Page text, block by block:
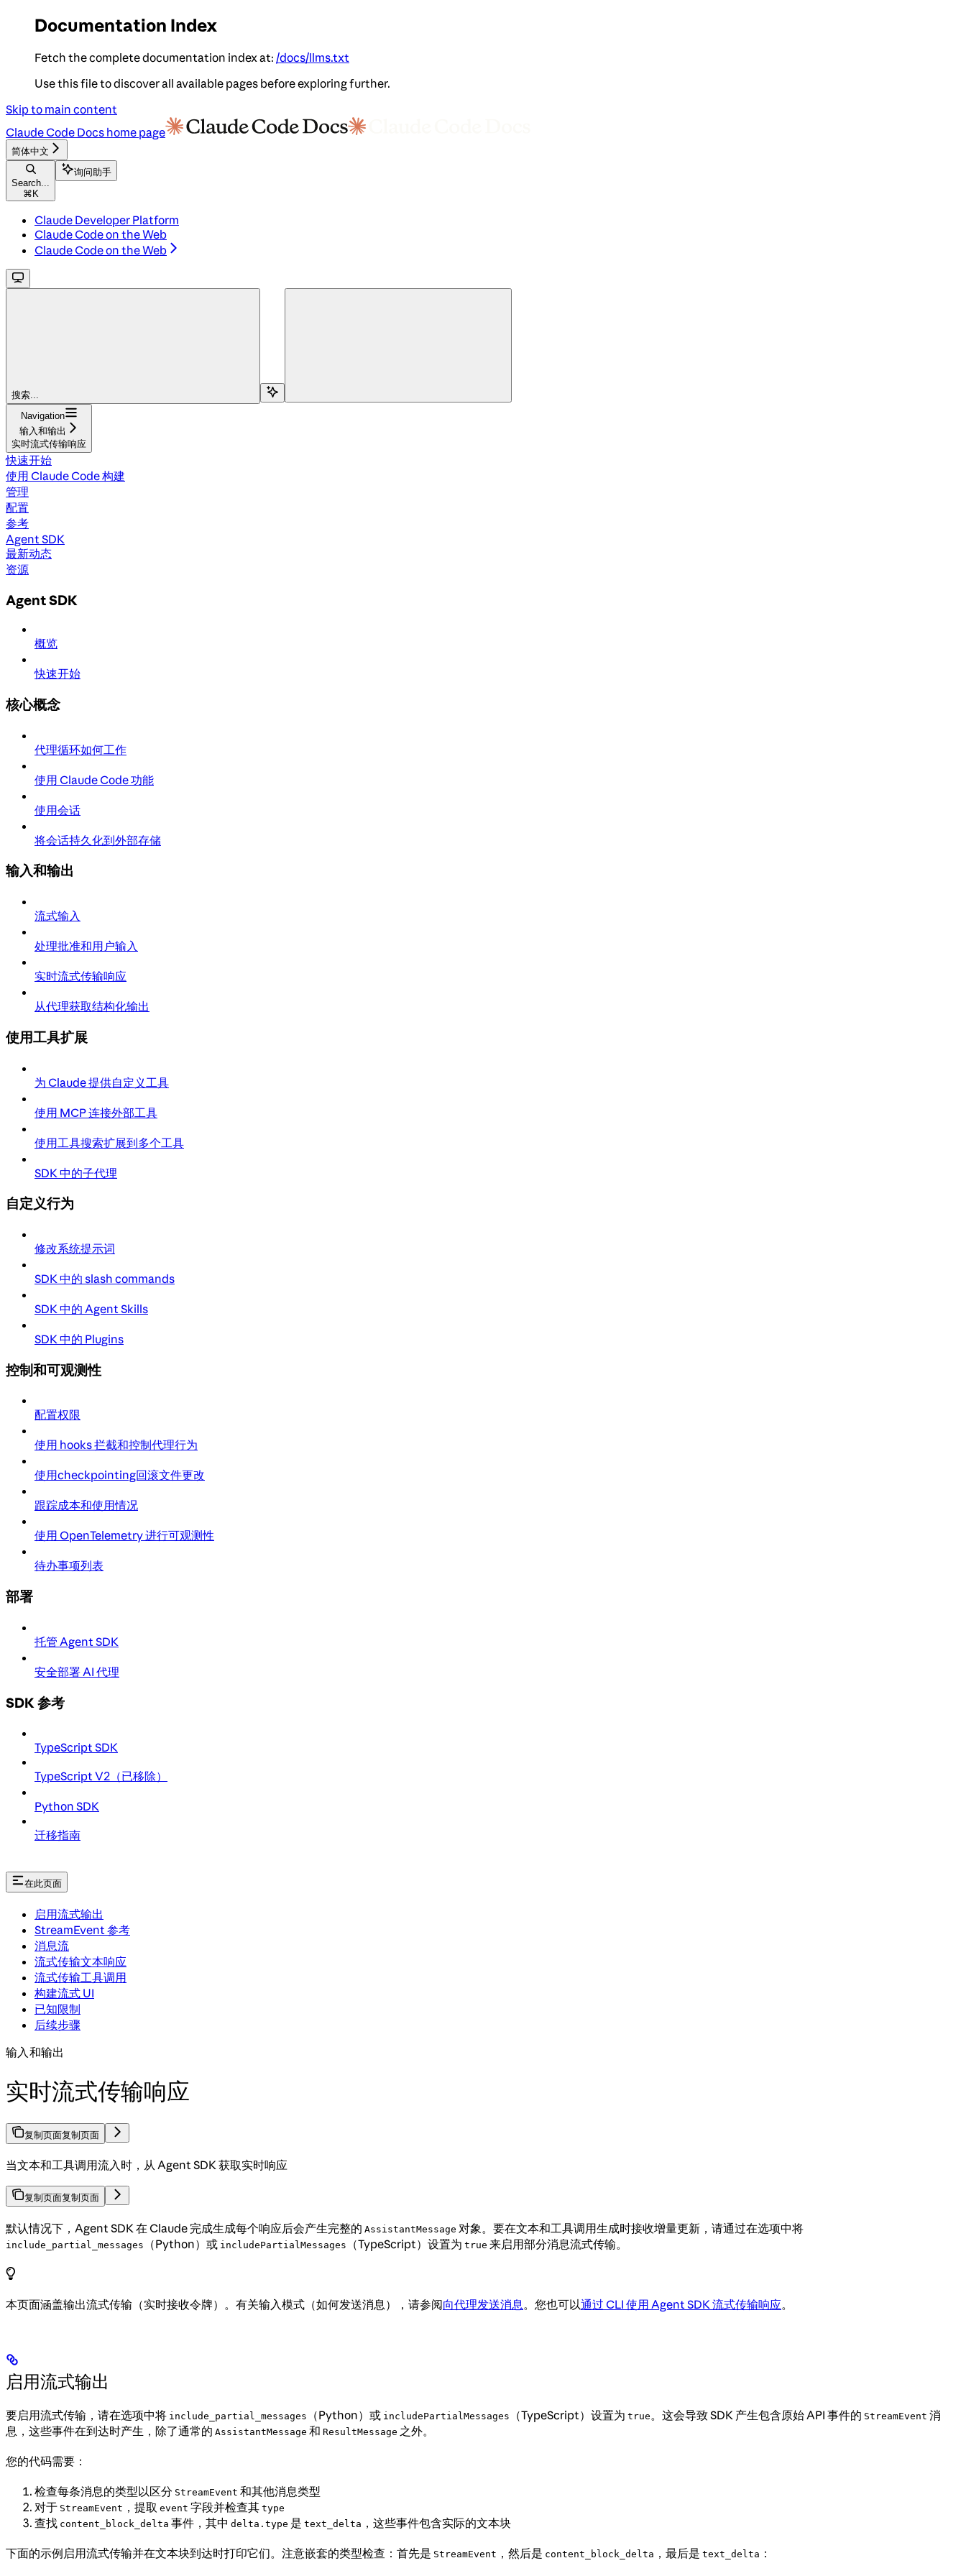
Documentation Index
Fetch the complete documentation index at: /docs/llms.txt
Use this file to discover all available pages before exploring further.
Skip to main content
Claude Code Docs home page
简体中文
Search...
⌘ K
询问助手
Claude Developer Platform
Claude Code on the Web
Claude Code on the Web
搜索...
Navigation
输入和输出
实时流式传输响应
快速开始
使用 Claude Code 构建
管理
配置
参考
Agent SDK
最新动态
资源
Agent SDK
概览
快速开始
核心概念
代理循环如何工作
使用 Claude Code 功能
使用会话
将会话持久化到外部存储
输入和输出
流式输入
处理批准和用户输入
实时流式传输响应
从代理获取结构化输出
使用工具扩展
为 Claude 提供自定义工具
使用 MCP 连接外部工具
使用工具搜索扩展到多个工具
SDK 中的子代理
自定义行为
修改系统提示词
SDK 中的 slash commands
SDK 中的 Agent Skills
SDK 中的 Plugins
控制和可观测性
配置权限
使用 hooks 拦截和控制代理行为
使用checkpointing回滚文件更改
跟踪成本和使用情况
使用 OpenTelemetry 进行可观测性
待办事项列表
部署
托管 Agent SDK
安全部署 AI 代理
SDK 参考
TypeScript SDK
TypeScript V2（已移除）
Python SDK
迁移指南
在此页面
启用流式输出
StreamEvent 参考
消息流
流式传输文本响应
流式传输工具调用
构建流式 UI
已知限制
后续步骤
输入和输出
实时流式传输响应
复制页面复制页面
当文本和工具调用流入时，从 Agent SDK 获取实时响应
复制页面复制页面
默认情况下，Agent SDK 在 Claude 完成生成每个响应后会产生完整的 AssistantMessage 对象。要在文本和工具调用生成时接收增量更新，请通过在选项中将
include_partial_messages （Python）或 includePartialMessages （TypeScript）设置为 true 来启用部分消息流式传输。
本页面涵盖输出流式传输（实时接收令牌）。有关输入模式（如何发送消息），请参阅向代理发送消息。您也可以通过 CLI 使用 Agent SDK 流式传输响应。
启用流式输出
要启用流式传输，请在选项中将 include_partial_messages （Python）或 includePartialMessages （TypeScript）设置为 true 。这会导致 SDK 产生包含原始 API 事件的 StreamEvent 消
息，这些事件在到达时产生，除了通常的 AssistantMessage 和 ResultMessage 之外。
您的代码需要：
检查每条消息的类型以区分 StreamEvent 和其他消息类型
对于 StreamEvent ，提取 event 字段并检查其 type
查找 content_block_delta 事件，其中 delta.type 是 text_delta ，这些事件包含实际的文本块
下面的示例启用流式传输并在文本块到达时打印它们。注意嵌套的类型检查：首先是 StreamEvent ，然后是 content_block_delta ，最后是 text_delta ：